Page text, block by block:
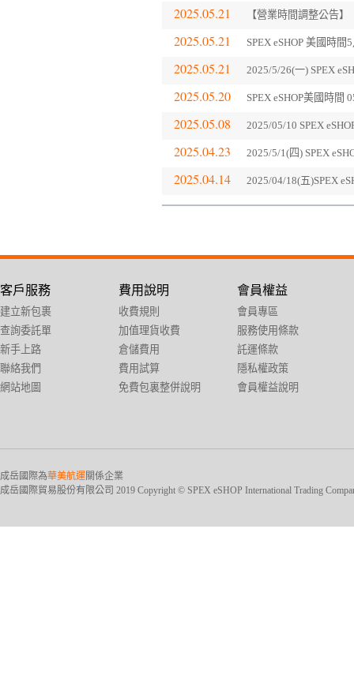
2025.05.21 【營業時間調整公告】
2025.05.21 SPEX eSHOP 美國時
2025.05.21 2025/5/26(一) SPEX
2025.05.20 SPEX eSHOP美國時間
2025.05.08 2025/05/10 SPEX
2025.04.23 2025/5/1(四) SPEX
2025.04.14 2025/04/18(五)SPEX
客戶服務
建立新包裹
查詢委託單
新手上路
聯絡我們
網站地圖
費用說明
收費規則
加值理貨收費
倉儲費用
費用試算
免費包裏整併說明
會員權益
會員專區
服務使用條款
託運條款
隱私權政策
會員權益說明
成岳國際為華美航運關係企業
成岳國際貿易股份有限公司 2019 Copyright © SPEX eSHOP International Trading